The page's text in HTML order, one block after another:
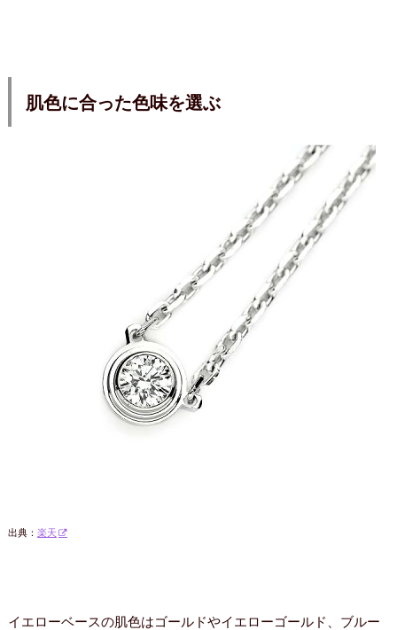
肌色に合った色味を選ぶ
出典： 楽天
イエローベースの肌色はゴールドやイエローゴールド、ブルー